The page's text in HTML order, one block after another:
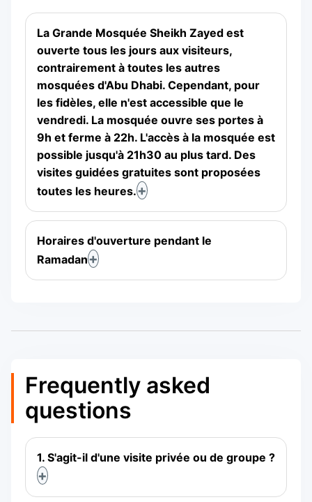
La Grande Mosquée Sheikh Zayed est
ouverte tous les jours aux visiteurs,
contrairement à toutes les autres
mosquées d'Abu Dhabi. Cependant, pour
les fidèles, elle n'est accessible que le
vendredi. La mosquée ouvre ses portes à
9h et ferme à 22h. L'accès à la mosquée est
possible jusqu'à 21h30 au plus tard. Des
visites guidées gratuites sont proposées
toutes les heures.
Horaires d'ouverture pendant le
Ramadan
Frequently asked
questions
1. S'agit-il d'une visite privée ou de groupe ?